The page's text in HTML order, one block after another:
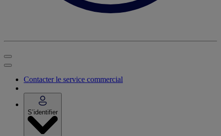
Contacter le service commercial
S’identifier